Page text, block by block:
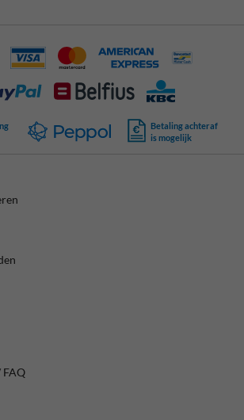
Betaling achteraf
is mogelijk
FAQ